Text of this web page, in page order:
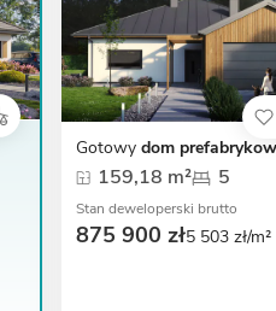
Gotowy dom
159,18 m² 5
Stan deweloperski brutto
875 900 zł5 503 zł/m²